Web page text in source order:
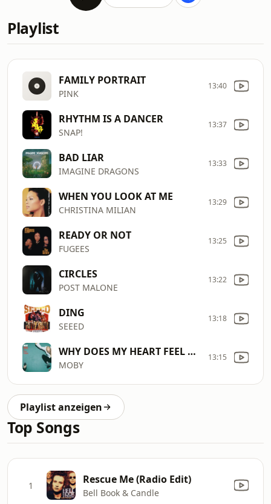
Playlist
FAMILY PORTRAIT
PINK
13:40
RHYTHM IS A DANCER
SNAP!
13:37
BAD LIAR
IMAGINE DRAGONS
13:33
WHEN YOU LOOK AT ME
CHRISTINA MILIAN
13:29
READY OR NOT
FUGEES
13:25
CIRCLES
POST MALONE
13:22
DING
SEEED
13:18
WHY DOES MY HEART FEEL SO BAD?
MOBY
13:15
Playlist anzeigen
Top Songs
1 Rescue Me (Radio Edit)
Bell Book & Candle